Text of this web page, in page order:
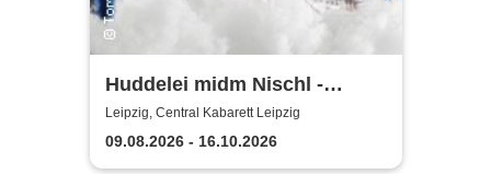
Huddelei midm Nischl -
Central Kabarett Leipzig
Leipzig, Central Kabarett Leipzig
09.08.2026 - 16.10.2026